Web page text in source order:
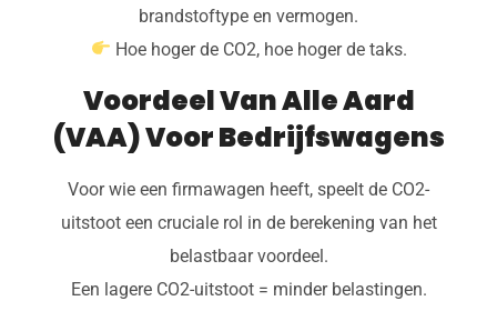
brandstoftype en vermogen.
Hoe hoger de CO2, hoe hoger de taks.
Voordeel Van Alle Aard
(VAA) Voor Bedrijfswagens
Voor wie een firmawagen heeft, speelt de CO2-
uitstoot een cruciale rol in de berekening van het
belastbaar voordeel.
Een lagere CO2-uitstoot = minder belastingen.